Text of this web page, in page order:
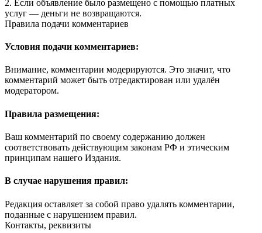
2. Если объявление было размещено с помощью платных
услуг — деньги не возвращаются.
Правила подачи комментариев
Условия подачи комментариев:
Внимание, комментарии модерируются. Это значит, что
комментарий может быть отредактирован или удалён
модератором.
Правила размещения:
Ваш комментарий по своему содержанию должен
соответствовать действующим законам РФ и этическим
принципам нашего Издания.
В случае нарушения правил:
Редакция оставляет за собой право удалять комментарии,
поданные с нарушением правил.
Контакты, реквизиты